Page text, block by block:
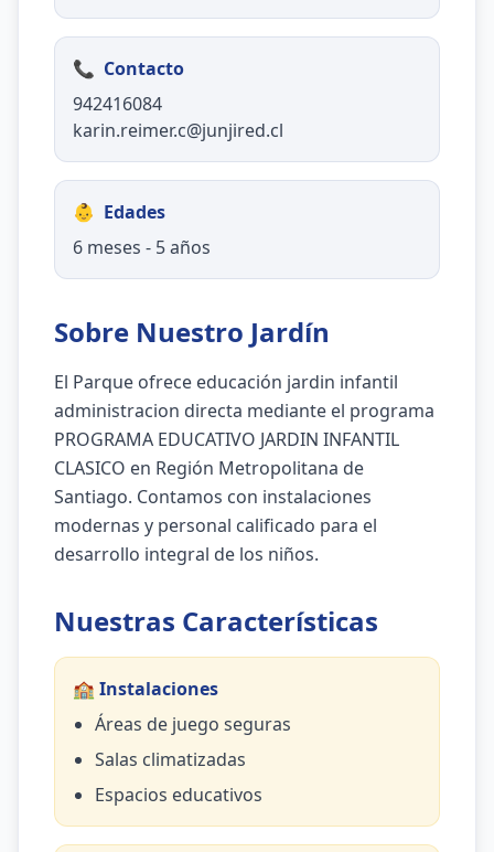
📞 Contacto
942416084
karin.reimer.c@junjired.cl
👶 Edades
6 meses - 5 años
Sobre Nuestro Jardín
El Parque ofrece educación jardin infantil
administracion directa mediante el programa
PROGRAMA EDUCATIVO JARDIN INFANTIL
CLASICO en Región Metropolitana de
Santiago. Contamos con instalaciones
modernas y personal calificado para el
desarrollo integral de los niños.
Nuestras Características
🏫 Instalaciones
Áreas de juego seguras
Salas climatizadas
Espacios educativos